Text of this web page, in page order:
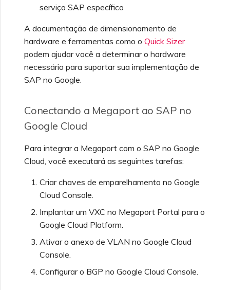
Campos de resposta da
API de chave de serviço
Azure
serviço SAP específico
A documentação de dimensionamento de
hardware e ferramentas como o Quick Sizer
podem ajudar você a determinar o hardware
necessário para suportar sua implementação de
SAP no Google.
Conectando a Megaport ao SAP no
Google Cloud
Para integrar a Megaport com o SAP no Google
Cloud, você executará as seguintes tarefas:
Criar chaves de emparelhamento no Google
Cloud Console.
Implantar um VXC no Megaport Portal para o
Google Cloud Platform.
Ativar o anexo de VLAN no Google Cloud
Console.
Configurar o BGP no Google Cloud Console.